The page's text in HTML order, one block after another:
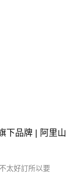
下品牌 | 阿里山
太好訂所以要